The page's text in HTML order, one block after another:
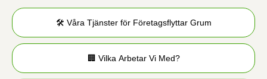
🛠️ Våra Tjänster för Företagsflyttar Grum
🏢 Vilka Arbetar Vi Med?